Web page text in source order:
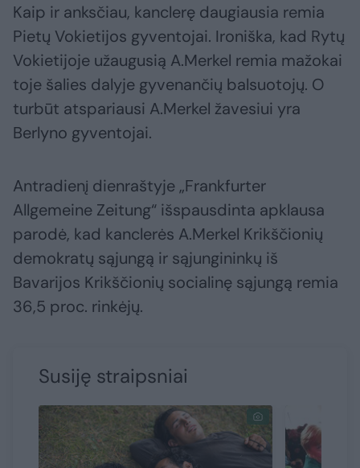
Kaip ir anksčiau, kanclerę daugiausia remia
Pietų Vokietijos gyventojai. Ironiška, kad Rytų
Vokietijoje užaugusią A.Merkel remia mažokai
toje šalies dalyje gyvenančių balsuotojų. O
turbūt atspariausi A.Merkel žavesiui yra
Berlyno gyventojai.
Antradienį dienraštyje „Frankfurter
Allgemeine Zeitung“ išspausdinta apklausa
parodė, kad kanclerės A.Merkel Krikščionių
demokratų sąjungą ir sąjungininkų iš
Bavarijos Krikščionių socialinę sąjungą remia
36,5 proc. rinkėjų.
Susiję straipsniai